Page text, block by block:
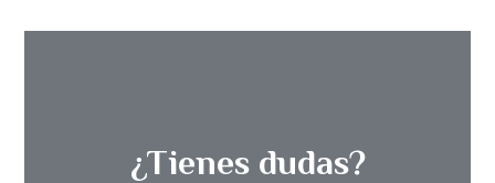
¿Tienes dudas?